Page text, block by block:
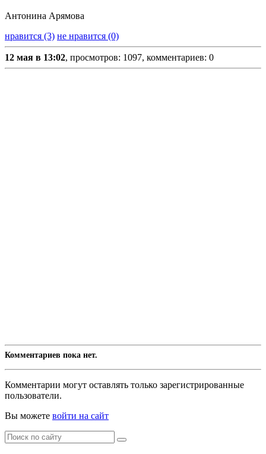
Антонина Арямова
нравится (3) не нравится (0)
12 мая в 13:02, просмотров: 1097, комментариев: 0
Комментариев пока нет.
Комментарии могут оставлять только зарегистрированные
пользователи.
Вы можете войти на сайт